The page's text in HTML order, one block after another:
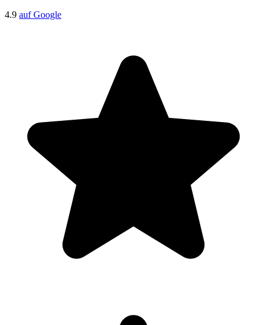
4.9 auf Google